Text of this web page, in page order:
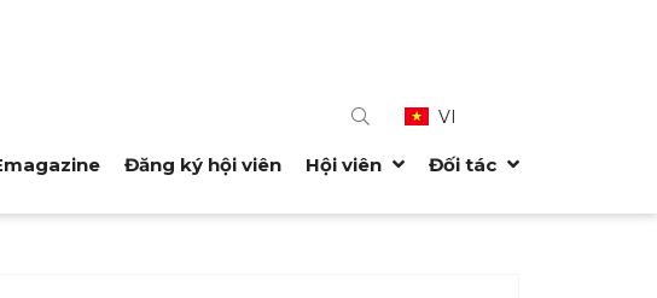
VI
Đăng ký hội viên Hội viên Đối tác